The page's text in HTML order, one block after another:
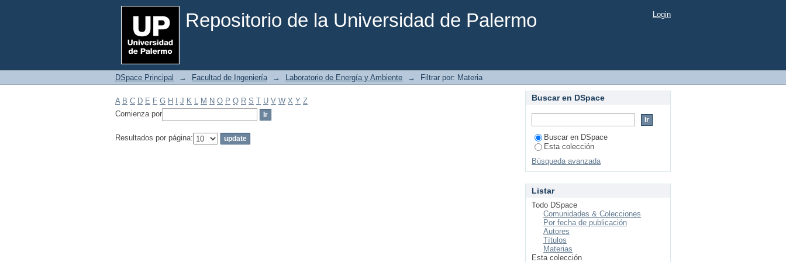
Repositorio de la Universidad de Palermo
Filtrar por: Materia Login
DSpace Principal → Facultad de Ingeniería → Laboratorio de Energía y Ambiente → Filtrar por: Materia
A B C D E F G H J K L M N O P Q R S T U V W X Y Z
Comienza por
Resultados por página:
Buscar en DSpace
Buscar en DSpace
Esta colección
Búsqueda avanzada
Listar
Todo DSpace
Comunidades & Colecciones
Por fecha de publicación
Autores
Títulos
Materias
Esta colección